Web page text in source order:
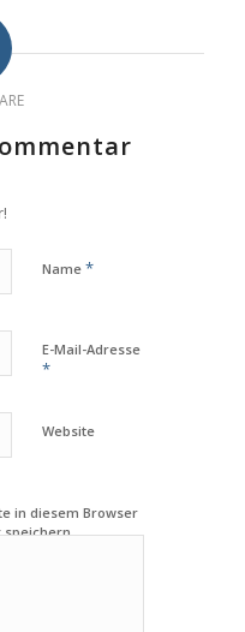
Name *
E-Mail-Adresse
*
Website
in diesem Browser
speichern.